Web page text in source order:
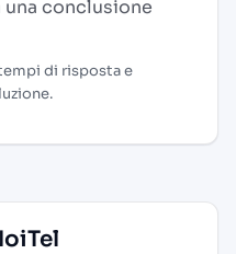
una conclusione
di risposta e